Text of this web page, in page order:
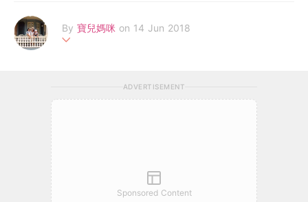
By 寶兒媽咪 on 14 Jun 2018
ADVERTISEMENT
Sponsored Content